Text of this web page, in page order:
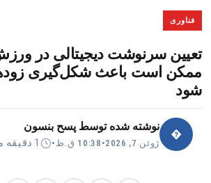
فناوری
تعیین سرنوشت دیجیتالی در
ممکن است باعث شکل‌گیری
شود
�
نوشته شده توسط پسح بنسون
ژوئن 7, 2026 • 10:38 ق.ظ • 1 دقیقه مطالعه